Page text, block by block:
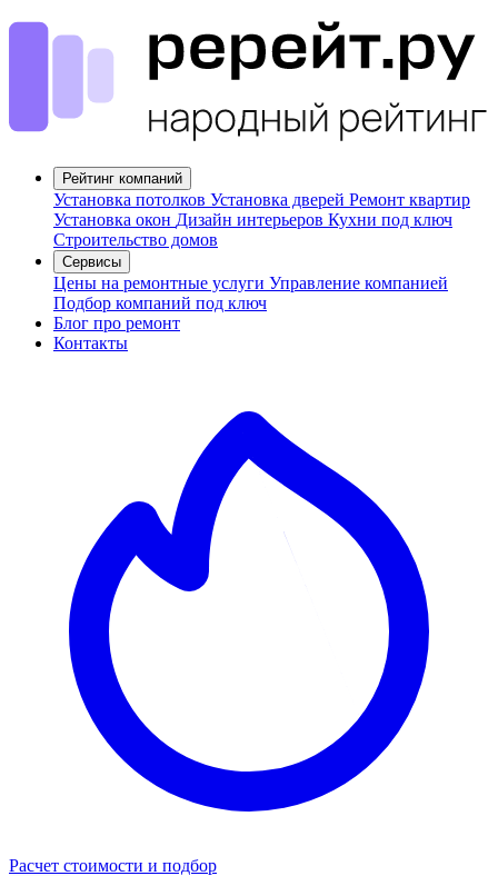
Рейтинг компаний
Установка потолков Установка дверей Ремонт квартир
Установка окон Дизайн интерьеров Кухни под ключ
Строительство домов
Сервисы
Цены на ремонтные услуги Управление компанией
Подбор компаний под ключ
Блог про ремонт
Контакты
Расчет стоимости и подбор